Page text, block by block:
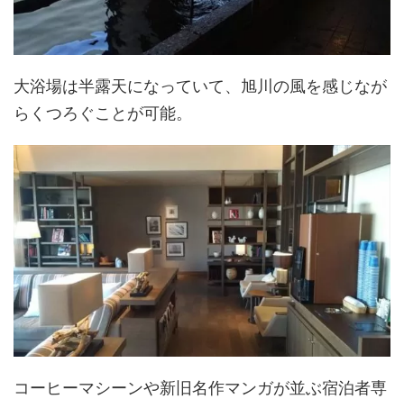
大浴場は半露天になっていて、旭川の風を感じなが
らくつろぐことが可能。
コーヒーマシーンや新旧名作マンガが並ぶ宿泊者専